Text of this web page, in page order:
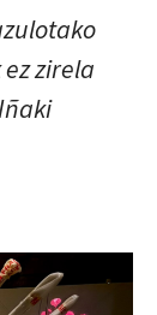
zirela